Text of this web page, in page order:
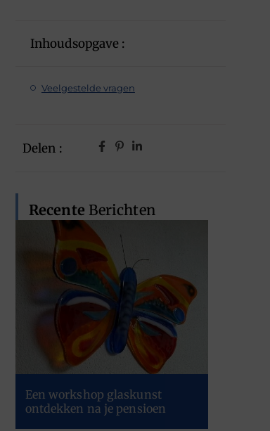
Inhoudsopgave :
Veelgestelde vragen
Delen :
Recente Berichten
Een workshop glaskunst
ontdekken na je pensioen